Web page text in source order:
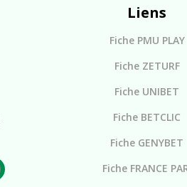
Liens
Fiche PMU PLAY
Fiche ZETURF
Fiche UNIBET
Fiche BETCLIC
Fiche GENYBET
Fiche FRANCE